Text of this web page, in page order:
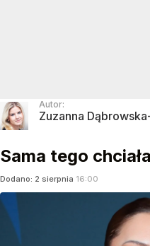
Autor:
Zuzanna
Sama tego
Dodano: 2 sierpnia 16:00